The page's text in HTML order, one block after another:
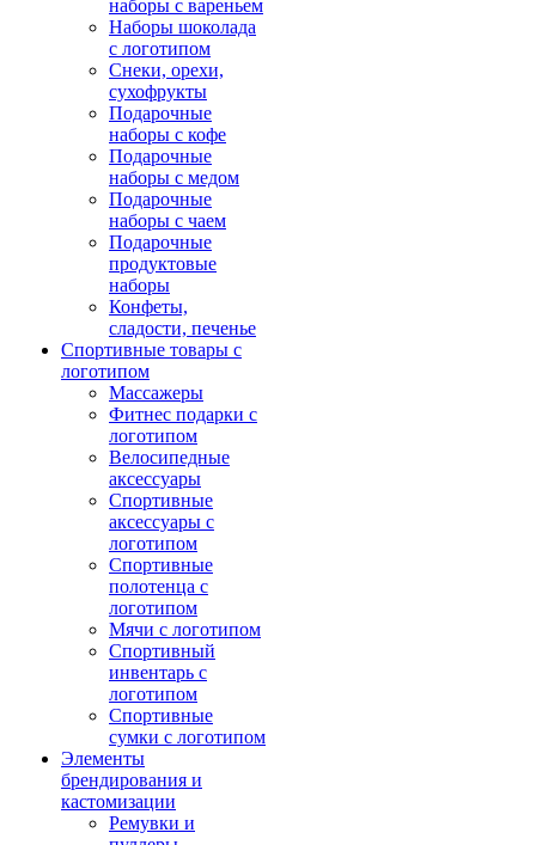
наборы с вареньем
Наборы шоколада
с логотипом
Снеки, орехи,
сухофрукты
Подарочные
наборы с кофе
Подарочные
наборы с медом
Подарочные
наборы с чаем
Подарочные
продуктовые
наборы
Конфеты,
сладости, печенье
Спортивные товары с
логотипом
Массажеры
Фитнес подарки с
логотипом
Велосипедные
аксессуары
Спортивные
аксессуары с
логотипом
Спортивные
полотенца с
логотипом
Мячи с логотипом
Спортивный
инвентарь с
логотипом
Спортивные
сумки с логотипом
Элементы
брендирования и
кастомизации
Ремувки и